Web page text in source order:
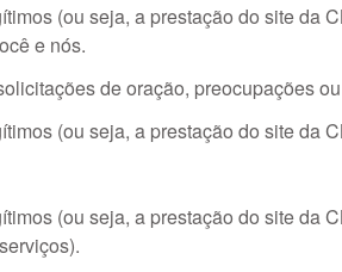
(ou seja, a prestação do site da
e nós.
de oração, preocupações
(ou seja, a prestação do site da
(ou seja, a prestação do site da